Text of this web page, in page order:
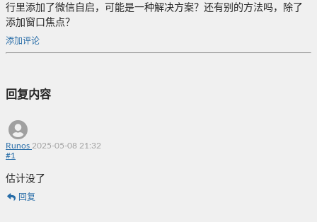
行里添加了微信自启，可能是一种解决方案？还有别的方法吗，除了
添加窗口焦点？
添加评论
回复内容
Runos 2025-05-08 21:32
#1
估计没了
回复